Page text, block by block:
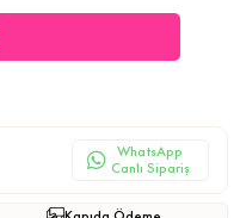
WhatsApp
Canlı Sipariş